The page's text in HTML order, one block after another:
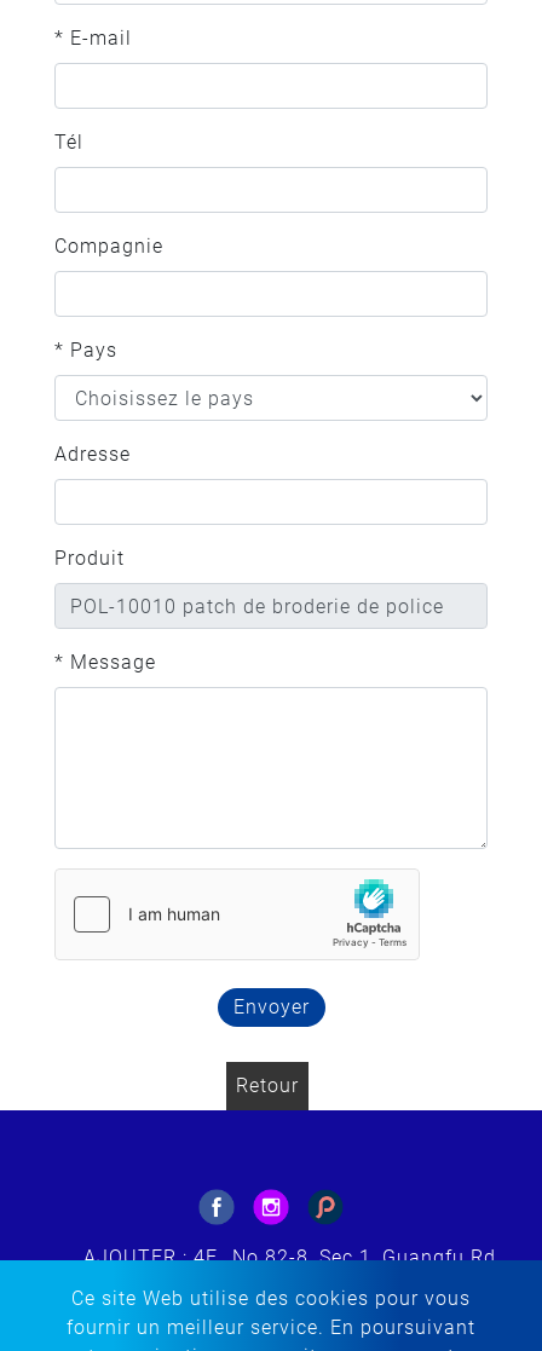
* E-mail
Tél
Compagnie
* Pays
Adresse
Produit
* Message
Envoyer
Retour
Ce site Web utilise des cookies pour vous
fournir un meilleur service. En poursuivant
AJOUTER : 4F., No.82-8, Sec.1, Guangfu Rd.,
Sanchong Dist., New Taipei City 241564,
Taiwan (ROC)
E-MAIL : tacherng@embroidery.com.tw